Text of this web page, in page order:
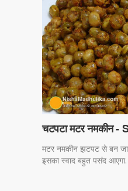
चटपटा मटर नमकीन
मटर नमकीन झटपट से बन
इसका स्वाद बहुत पसंद आएगा.